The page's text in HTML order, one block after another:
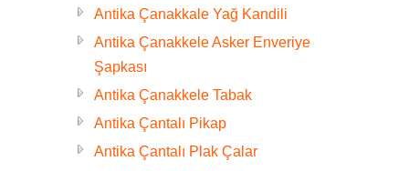
Antika Çanakkale Yağ Kandili
Antika Çanakkele Asker Enveriye
Şapkası
Antika Çanakkele Tabak
Antika Çantalı Pikap
Antika Çantalı Plak Çalar